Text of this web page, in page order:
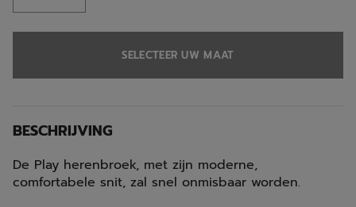
SELECTEER UW MAAT
BESCHRIJVING
De Play herenbroek, met zijn moderne,
comfortabele snit, zal snel onmisbaar worden.